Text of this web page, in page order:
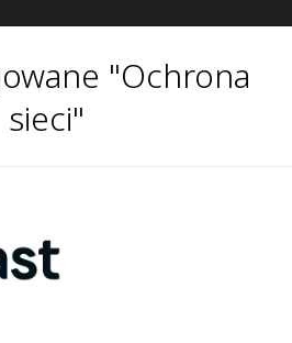
"Ochrona
sieci"